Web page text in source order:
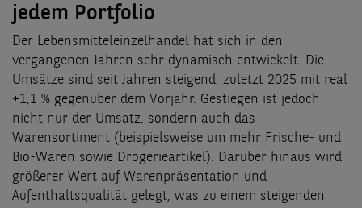
jedem Portfolio
Der Lebensmitteleinzelhandel hat sich in den
vergangenen Jahren sehr dynamisch entwickelt. Die
Umsätze sind seit Jahren steigend, zuletzt 2025 mit real
+1,1 % gegenüber dem Vorjahr. Gestiegen ist jedoch
nicht nur der Umsatz, sondern auch das
Warensortiment (beispielsweise um mehr Frische- und
Bio-Waren sowie Drogerieartikel). Darüber hinaus wird
größerer Wert auf Warenpräsentation und
Aufenthaltsqualität gelegt, was zu einem steigenden